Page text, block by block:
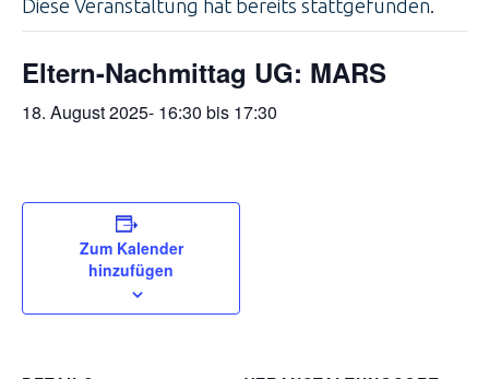
Diese Veranstaltung hat bereits stattgefunden.
Eltern-Nachmittag UG: MARS
18. August 2025- 16:30 bis 17:30
Zum Kalender
hinzufügen